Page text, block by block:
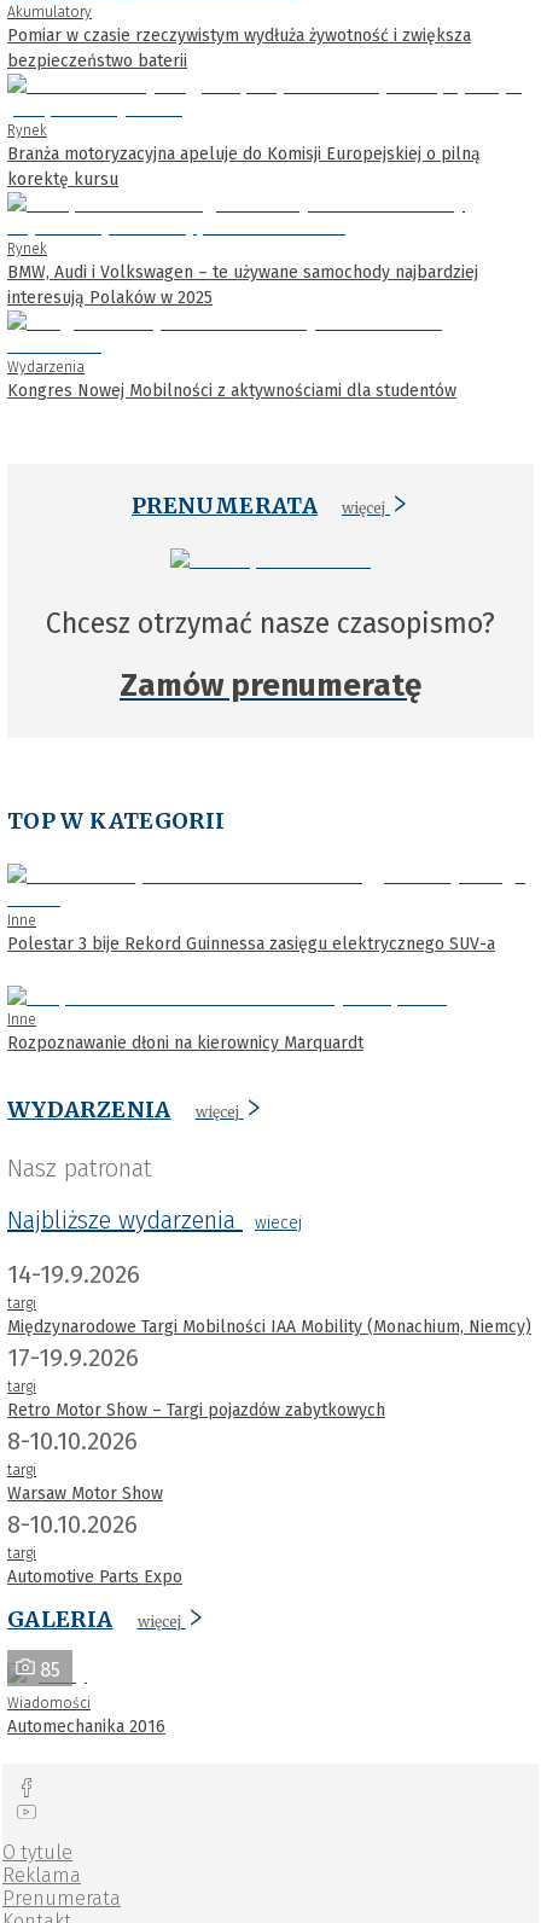
Akumulatory
Pomiar w czasie rzeczywistym wydłuża żywotność i zwiększa
bezpieczeństwo baterii
Rynek
Branża motoryzacyjna apeluje do Komisji Europejskiej o pilną
korektę kursu
Rynek
BMW, Audi i Volkswagen – te używane samochody najbardziej
interesują Polaków w 2025
Wydarzenia
Kongres Nowej Mobilności z aktywnościami dla studentów
PRENUMERATA więcej
Chcesz otrzymać nasze czasopismo?
Zamów prenumeratę
TOP W KATEGORII
Inne
Polestar 3 bije Rekord Guinnessa zasięgu elektrycznego SUV-a
Inne
Rozpoznawanie dłoni na kierownicy Marquardt
WYDARZENIA więcej
Nasz patronat
Najbliższe wydarzenia
wiecej
14-19.9.2026
targi
Międzynarodowe Targi Mobilności IAA Mobility (Monachium, Niemcy)
17-19.9.2026
targi
Retro Motor Show – Targi pojazdów zabytkowych
8-10.10.2026
targi
Warsaw Motor Show
8-10.10.2026
targi
Automotive Parts Expo
GALERIA więcej
85
Wiadomości
Automechanika 2016
O tytule
Reklama
Prenumerata